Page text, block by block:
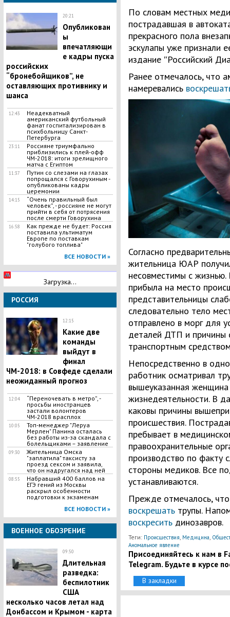
20:21
Опубликован
ы
впечатляющи
е кадры пуска
российских
“бронебойщиков”, не
оставляющих противнику и
шанса
12:43
Неадекватный
американский футбольный
фанат госпитализирован в
психбольницу Санкт-
Петербурга
23:11
Россияне триумфально
приблизились к плей-офф
ЧМ-2018: итоги зрелищного
матча с Египтом
11:37
Путин со слезами на глазах
попрощался с Говорухиным -
опубликованы кадры
церемонии
14:15
​“Очень правильный был
человек”, - россияне не могут
прийти в себя от потрясения
после смерти Говорухина
16:58
Как прежде не будет: Россия
поставила ультиматум
Европе по поставкам
"голубого топлива"
ВСЕ НОВОСТИ »
Загрузка...
РОССИЯ
12:15
Какие две
команды
выйдут в
финал
ЧМ-2018: в Совфеде сделали
неожиданный прогноз
12:04
“Переночевать в метро”, -
просьбы иностранцев
застали волонтеров
ЧМ-2018 врасплох
10:05
Топ-менеджер "Леруа
Мерлен" Панина осталась
без работы из-за скандала с
болельщиками – заявление
09:30
Жительница Омска
"заплатила" таксисту за
проезд сексом и заявила,
что он надругался над ней
08:55
Набравший 400 баллов на
ЕГЭ гений из Москвы
раскрыл особенности
подготовки к экзаменам
ВСЕ НОВОСТИ »
ВОЕННОЕ ОБОЗРЕНИЕ
09:50
Длительная
разведка:
беспилотник
США
несколько часов летал над
Донбассом и Крымом - карта
По словам местных
пострадавшая в
прекрасного пола
эскулапы уже признали
издание ʺРоссийский
Ранее отмечалось, что
намеревались
Согласно
жительница ЮАР
несовместимы с
прибыла на место
представительницы
следовательно тело
отправлено в морг для
деталей ДТП и причины
транспортным
Непосредственно в
работник осматривал
вышеуказанная
жизнедеятельности. В
каковы причины
происшествия.
пребывает в
правоохранительные
производство по факту
стороны медиков. Все
устанавливаются.
Прежде отмечалось,
воскрешатьтрупы.
воскреситьдинозавров.
Теги: Происшествия Медицина
Аномальное явление
Присоединяйтесь к нам в
Telegram. Будьте в курсе
В закладки